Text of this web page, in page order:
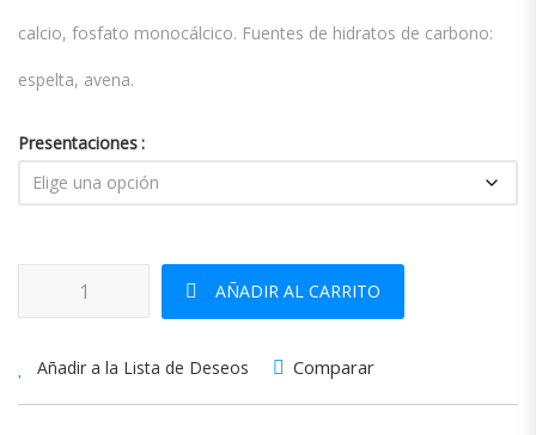
calcio, fosfato monocálcico. Fuentes de hidratos de carbono:
espelta, avena.
Presentaciones
Vetlife Dog Obesity cantidad
AÑADIR AL CARRITO
Añadir a la Lista de Deseos Comparar